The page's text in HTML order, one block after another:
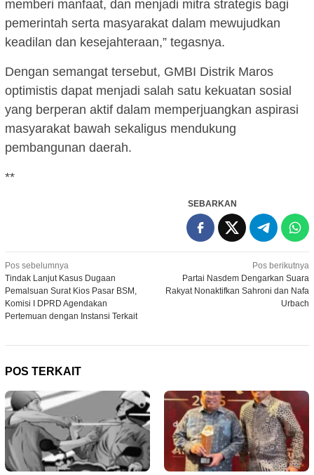
memberi manfaat, dan menjadi mitra strategis bagi
pemerintah serta masyarakat dalam mewujudkan
keadilan dan kesejahteraan,” tegasnya.
Dengan semangat tersebut, GMBI Distrik Maros
optimistis dapat menjadi salah satu kekuatan sosial
yang berperan aktif dalam memperjuangkan aspirasi
masyarakat bawah sekaligus mendukung
pembangunan daerah.
**
SEBARKAN
Navigasi
pos
Pos sebelumnya
Tindak Lanjut Kasus Dugaan
Pemalsuan Surat Kios Pasar BSM,
Komisi I DPRD Agendakan
Pertemuan dengan Instansi Terkait
Pos berikutnya
Partai Nasdem Dengarkan Suara
Rakyat Nonaktifkan Sahroni dan Nafa
Urbach
POS TERKAIT